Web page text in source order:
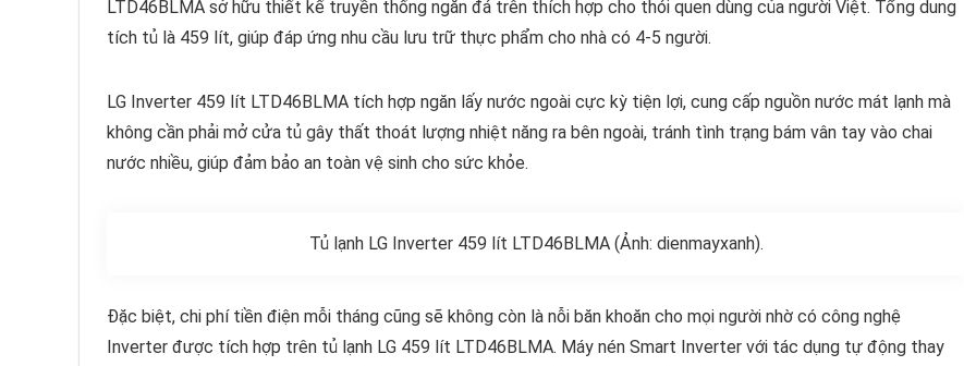
LTD46BLMA sở hữu thiết kế truyền thống ngăn đá trên thích hợp cho thói quen dùng của người Việt. Tổng dung
tích tủ là 459 lít, giúp đáp ứng nhu cầu lưu trữ thực phẩm cho nhà có 4-5 người.
LG Inverter 459 lít LTD46BLMA tích hợp ngăn lấy nước ngoài cực kỳ tiện lợi, cung cấp nguồn nước mát lạnh mà
không cần phải mở cửa tủ gây thất thoát lượng nhiệt năng ra bên ngoài, tránh tình trạng bám vân tay vào chai
nước nhiều, giúp đảm bảo an toàn vệ sinh cho sức khỏe.
Tủ lạnh LG Inverter 459 lít LTD46BLMA (Ảnh: dienmayxanh).
Đặc biệt, chi phí tiền điện mỗi tháng cũng sẽ không còn là nỗi băn khoăn cho mọi người nhờ có công nghệ
Inverter được tích hợp trên tủ lạnh LG 459 lít LTD46BLMA. Máy nén Smart Inverter với tác dụng tự động thay